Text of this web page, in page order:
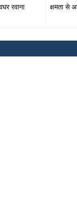
क्षमता से
रवाना